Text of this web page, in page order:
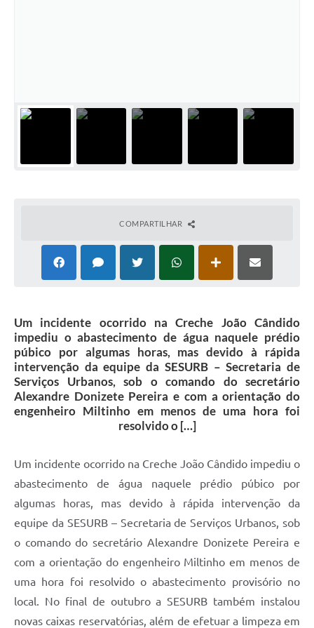
COMPARTILHAR
Um incidente ocorrido na Creche João Cândido
impediu o abastecimento de água naquele prédio
púbico por algumas horas, mas devido à rápida
intervenção da equipe da SESURB – Secretaria de
Serviços Urbanos, sob o comando do secretário
Alexandre Donizete Pereira e com a orientação do
engenheiro Miltinho em menos de uma hora foi
resolvido o […]
Um incidente ocorrido na Creche João Cândido impediu o
abastecimento de água naquele prédio púbico por
algumas horas, mas devido à rápida intervenção da
equipe da SESURB – Secretaria de Serviços Urbanos, sob
o comando do secretário Alexandre Donizete Pereira e
com a orientação do engenheiro Miltinho em menos de
uma hora foi resolvido o abastecimento provisório no
local. No final de outubro a SESURB também instalou
novas caixas reservatórias, além de efetuar a limpeza em